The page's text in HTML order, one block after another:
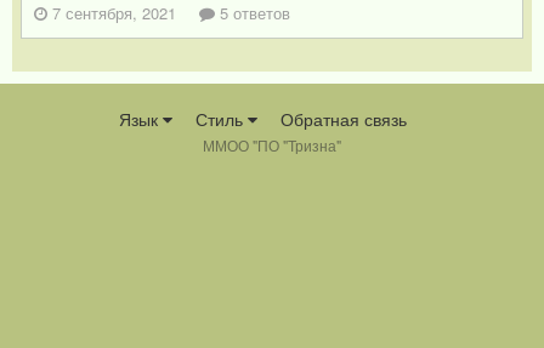
7 сентября, 2021
5 ответов
Язык Стиль Обратная связь
ММОО "ПО "Тризна"